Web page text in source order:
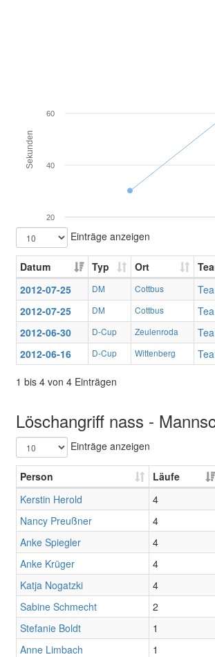
Sekunden
20
40
60
Einträge anzeigen
Datum Typ Ort
2012-07-25
DM Cottbus
2012-07-25
DM Cottbus
2012-06-30
D-Cup Zeulenroda
2012-06-16
D-Cup Wittenberg
1 bis 4 von 4 Einträgen
Löschangriff nass -
Einträge anzeigen
Person
Läufe
Kerstin Herold
4
Nancy Preußner
4
Anke Spiegler
4
Anke Krüger
4
Katja Nogatzki
4
Sabine Schmecht
2
Stefanie Boldt
1
Anne Limbach
1